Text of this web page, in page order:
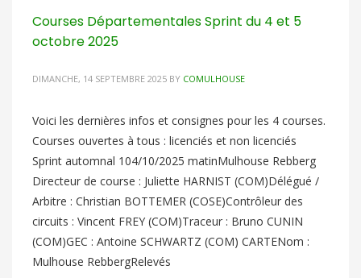
Courses Départementales Sprint du 4 et 5
octobre 2025
DIMANCHE, 14 SEPTEMBRE 2025 BY COMULHOUSE
Voici les dernières infos et consignes pour les 4 courses.
Courses ouvertes à tous : licenciés et non licenciés
Sprint automnal 104/10/2025 matinMulhouse Rebberg
Directeur de course : Juliette HARNIST (COM)Délégué /
Arbitre : Christian BOTTEMER (COSE)Contrôleur des
circuits : Vincent FREY (COM)Traceur : Bruno CUNIN
(COM)GEC : Antoine SCHWARTZ (COM) CARTENom :
Mulhouse RebbergRelevés